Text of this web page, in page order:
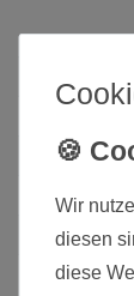
Altersfreigabe
Hersteller
Inhalt
Wir
diesen
diese